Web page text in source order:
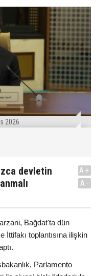
2026
devletin
A+
A-
Bağdat'ta dün
toplantısına ilişkin
Parlamento